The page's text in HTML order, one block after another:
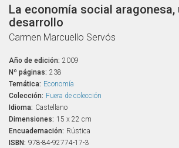
La economía social
desarrollo
Carmen Marcuello Servós
Año de edición: 2009
Nº páginas: 238
Temática: Economía
Colección: Fuera de colección
Idioma: Castellano
Dimensiones: 15 x 22 cm
Encuadernación: Rústica
ISBN: 978-84-92774-17-3